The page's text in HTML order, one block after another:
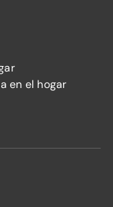
en el hogar